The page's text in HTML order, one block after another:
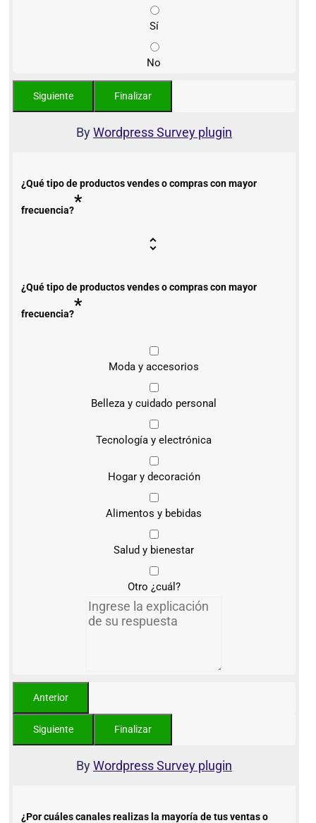
Sí
No
ByWordpress Survey plugin
¿Qué tipo de productos vendes o compras con mayor
frecuencia?*
¿Qué tipo de productos vendes o compras con mayor
frecuencia?*
Moda y accesorios
Belleza y cuidado personal
Tecnología y electrónica
Hogar y decoración
Alimentos y bebidas
Salud y bienestar
Otro ¿cuál?
ByWordpress Survey plugin
¿Por cuáles canales realizas la mayoría de tus ventas o